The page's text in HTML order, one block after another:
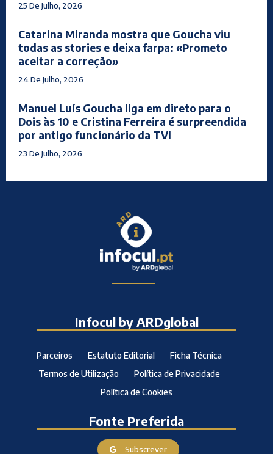
25 De Julho, 2026
Catarina Miranda mostra que Goucha viu
todas as stories e deixa farpa: «Prometo
aceitar a correção»
24 De Julho, 2026
Manuel Luís Goucha liga em direto para o
Dois às 10 e Cristina Ferreira é surpreendida
por antigo funcionário da TVI
23 De Julho, 2026
Infocul by ARDglobal
Parceiros Estatuto Editorial
Ficha Técnica
Termos de Utilização
Política de Privacidade
Política de Cookies
Fonte Preferida
Subscrever